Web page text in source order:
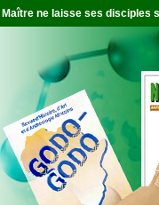
ne laisse ses disciples